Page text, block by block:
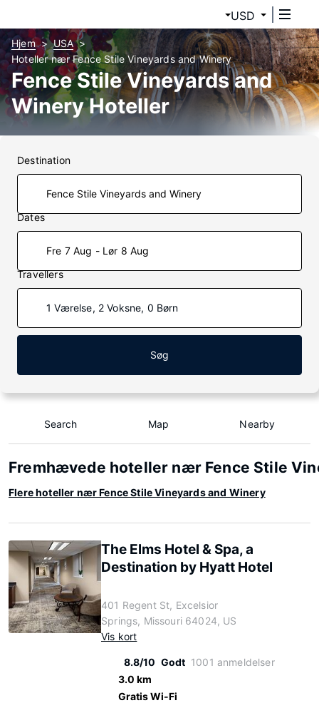
USD
Hjem
USA
Hoteller nær Fence Stile Vineyards and Winery
Fence Stile Vineyards and
Winery Hoteller
Destination
Dates
Fre 7 Aug - Lør 8 Aug
Travellers
1 Værelse, 2 Voksne, 0 Børn
Søg
Search Map Nearby
Fremhævede hoteller nær Fence Stile
Flere hoteller nær Fence Stile Vineyards and Winery
The Elms Hotel & Spa, a
Destination by Hyatt Hotel
401 Regent St, Excelsior
Springs, Missouri 64024, US
Vis kort
8.8/10 Godt 1001 anmeldelser
3.0 km
Gratis Wi-Fi